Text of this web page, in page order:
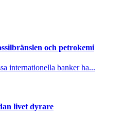
och petrokemi
internationella banker ha...
livet dyrare